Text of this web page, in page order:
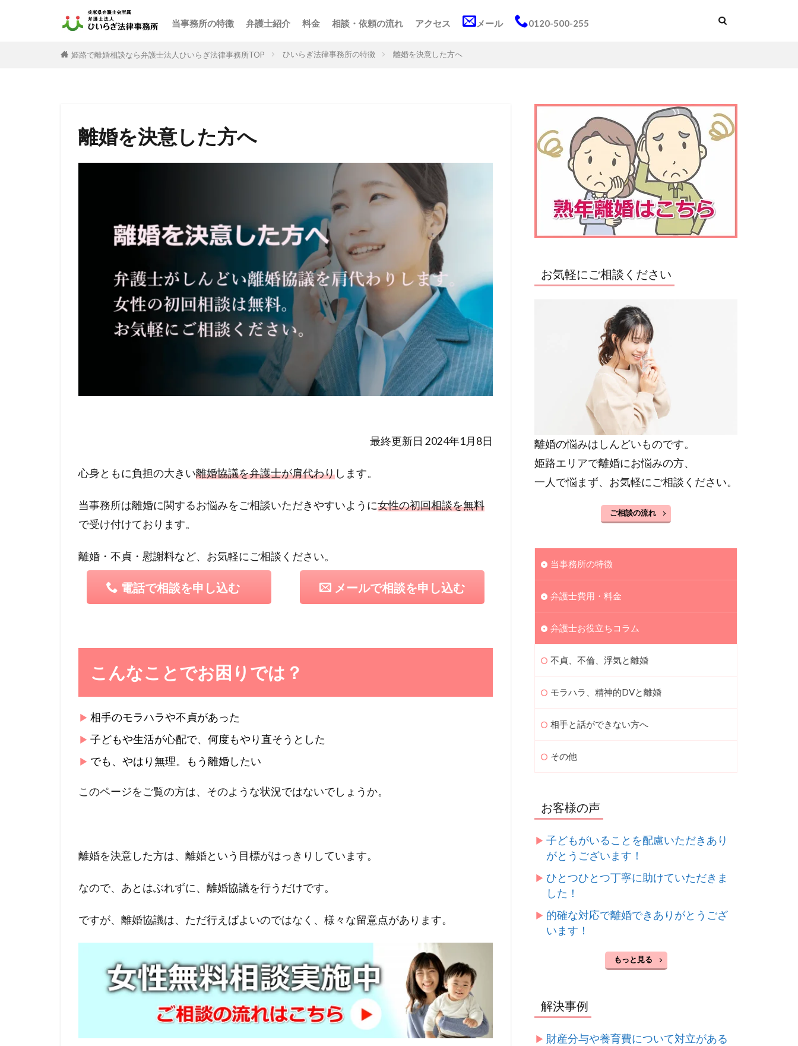
当事務所の特徴 弁護士紹介 料金 相談・依頼の流れ アクセス メール 0120-500-255
姫路で離婚相談なら弁護士法人ひいらぎ法律事務所TOP ひいらぎ法律事務所の特徴 離婚を決意した方へ
離婚を決意した方へ
最終更新日 2024年1月8日
心身ともに負担の大きい離婚協議を弁護士が肩代わりします。
当事務所は離婚に関するお悩みをご相談いただきやすいように女性の初回相談を無料
で受け付けております。
離婚・不貞・慰謝料など、お気軽にご相談ください。
電話で相談を申し込む メールで相談を申し込む
こんなことでお困りでは？
相手のモラハラや不貞があった
子どもや生活が心配で、何度もやり直そうとした
でも、やはり無理。もう離婚したい
このページをご覧の方は、そのような状況ではないでしょうか。
離婚を決意した方は、離婚という目標がはっきりしています。
なので、あとはぶれずに、離婚協議を行うだけです。
ですが、離婚協議は、ただ行えばよいのではなく、様々な留意点があります。
お気軽にご相談ください
離婚の悩みはしんどいものです。
姫路エリアで離婚にお悩みの方、
一人で悩まず、お気軽にご相談ください。
ご相談の流れ
当事務所の特徴
弁護士費用・料金
弁護士お役立ちコラム
不貞、不倫、浮気と離婚
モラハラ、精神的DVと離婚
相手と話ができない方へ
その他
お客様の声
子どもがいることを配慮いただきあり
がとうございます！
ひとつひとつ丁寧に助けていただきま
した！
的確な対応で離婚できありがとうござ
います！
もっと見る
解決事例
財産分与や養育費について対立がある